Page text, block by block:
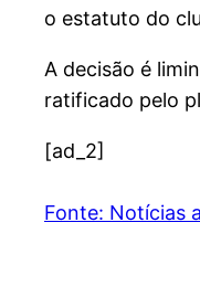
o estatuto do
A decisão é
ratificado pelo
[ad_2]
Fonte: Notícias